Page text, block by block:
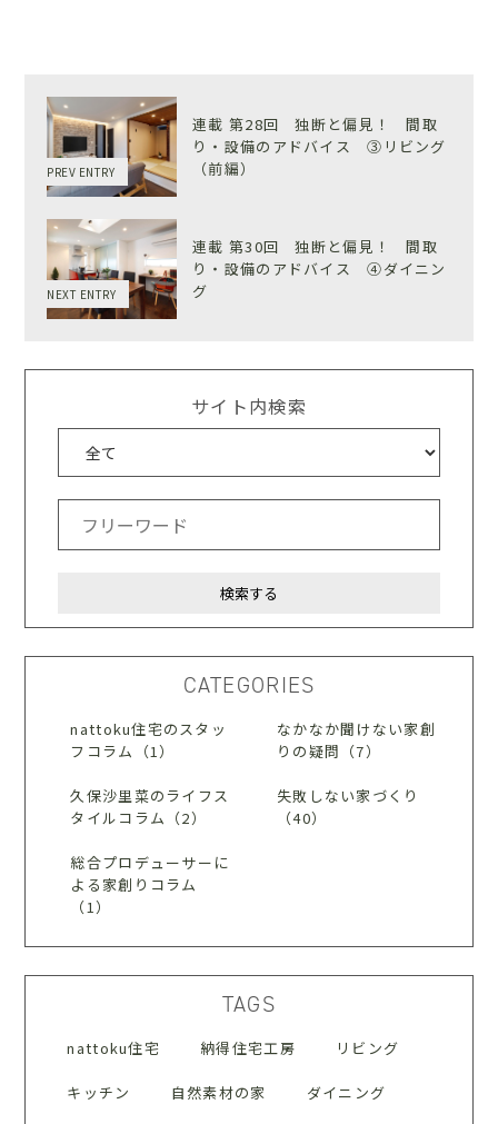
PREV ENTRY
連載 第28回 独断と偏見！ 間取
り・設備のアドバイス ③リビング
（前編）
NEXT ENTRY
連載 第30回 独断と偏見！ 間取
り・設備のアドバイス ④ダイニン
グ
サイト内検索
CATEGORIES
nattoku住宅のスタッ
フコラム（1）
なかなか聞けない家創
りの疑問（7）
久保沙里菜のライフス
タイルコラム（2）
失敗しない家づくり
（40）
総合プロデューサーに
よる家創りコラム
（1）
TAGS
nattoku住宅 納得住宅工房 リビング
キッチン 自然素材の家 ダイニング